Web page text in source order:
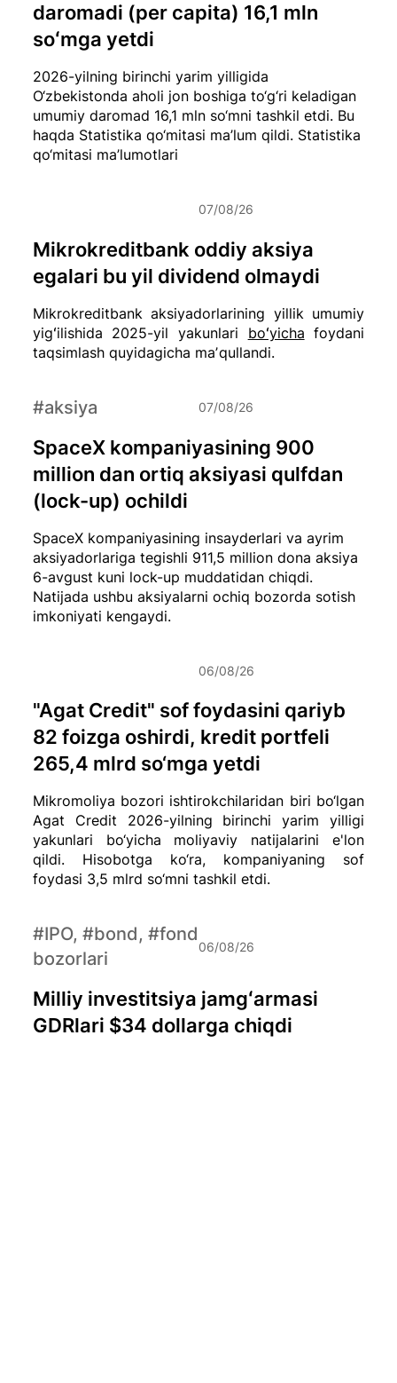
2026-yilning birinchi yarim yilligida
O‘zbekistonda aholi jon boshiga to‘g‘ri keladigan
umumiy daromad 16,1 mln so‘mni tashkil etdi. Bu
haqda Statistika qo‘mitasi ma’lum qildi. Statistika
qo‘mitasi ma’lumotlari
daromadi (per capita) 16,1 mln
soʻmga yetdi
Mikrokreditbank aksiyadorlarining yillik umumiy
yigʻilishida 2025-yil yakunlari boʻyicha foydani
taqsimlash quyidagicha maʼqullandi.
Mikrokreditbank oddiy aksiya
egalari bu yil dividend olmaydi
07/08/26
SpaceX kompaniyasining insayderlari va ayrim
aksiyadorlariga tegishli 911,5 million dona aksiya
6-avgust kuni lock-up muddatidan chiqdi.
Natijada ushbu aksiyalarni ochiq bozorda sotish
imkoniyati kengaydi.
SpaceX kompaniyasining 900
million dan ortiq aksiyasi qulfdan
(lock-up) ochildi
#aksiya 07/08/26
Mikromoliya bozori ishtirokchilaridan biri bo‘lgan
Agat Credit 2026-yilning birinchi yarim yilligi
yakunlari bo‘yicha moliyaviy natijalarini e'lon
qildi. Hisobotga ko‘ra, kompaniyaning sof
foydasi 3,5 mlrd so‘mni tashkil etdi.
"Agat Credit" sof foydasini qariyb
82 foizga oshirdi, kredit portfeli
265,4 mlrd so‘mga yetdi
06/08/26
Milliy investitsiya jamgʻarmasi
GDRlari $34 dollarga chiqdi
#IPO, #bond, #fond
bozorlari
06/08/26